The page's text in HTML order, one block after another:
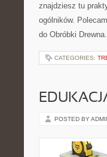
znajdziesz tu
ogólników.
do Obróbki
CATEGORIES:
POSTED BY